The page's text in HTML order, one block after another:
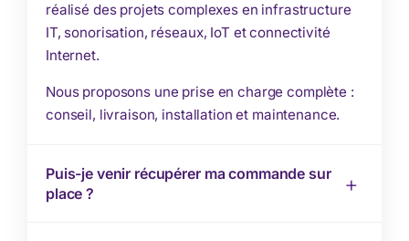
réalisé des projets complexes en infrastructure
IT, sonorisation, réseaux, IoT et connectivité
Internet.
Nous proposons une prise en charge complète :
conseil, livraison, installation et maintenance.
Puis-je venir récupérer ma commande sur
place ?